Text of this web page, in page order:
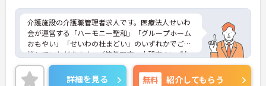
介護施設の介護職管理者求人です。医療法人せいわ
会が運営する「ハーモニー聖和」「グループホーム
おもやい」「せいわの杜まどい」のいずれかでご就
業していただきます。（筑紫野市・小郡市のいずれ
かが勤務地となります）
詳細を見る 無料 紹介してもらう